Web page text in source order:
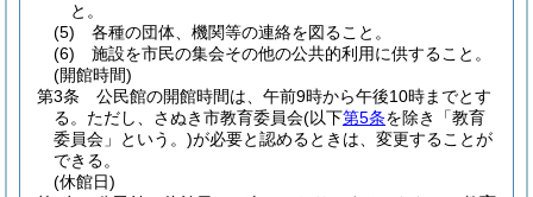
と。
(5)
各種の団体、機関等の連絡を図ること。
(6)
施設を市民の集会その他の公共的利用に供すること。
(開館時間)
第3条
公民館の開館時間は、午前9時から午後10時までとす
る。 ただし、さぬき市教育委員会(以下第5条を除き「教育
委員会」という。)が必要と認めるときは、変更することが
できる。
(休館日)